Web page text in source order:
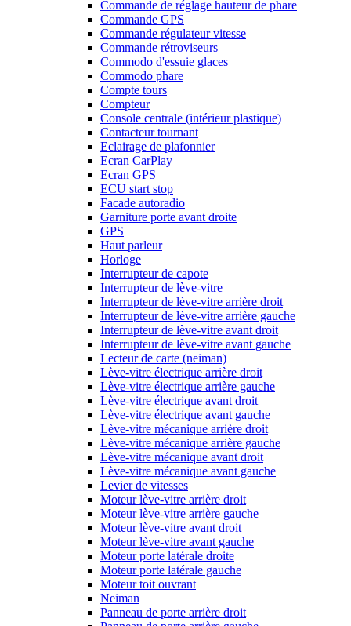
Commande de réglage hauteur de phare
Commande GPS
Commande régulateur vitesse
Commande rétroviseurs
Commodo d'essuie glaces
Commodo phare
Compte tours
Compteur
Console centrale (intérieur plastique)
Contacteur tournant
Eclairage de plafonnier
Ecran CarPlay
Ecran GPS
ECU start stop
Facade autoradio
Garniture porte avant droite
GPS
Haut parleur
Horloge
Interrupteur de capote
Interrupteur de lève-vitre
Interrupteur de lève-vitre arrière droit
Interrupteur de lève-vitre arrière gauche
Interrupteur de lève-vitre avant droit
Interrupteur de lève-vitre avant gauche
Lecteur de carte (neiman)
Lève-vitre électrique arrière droit
Lève-vitre électrique arrière gauche
Lève-vitre électrique avant droit
Lève-vitre électrique avant gauche
Lève-vitre mécanique arrière droit
Lève-vitre mécanique arrière gauche
Lève-vitre mécanique avant droit
Lève-vitre mécanique avant gauche
Levier de vitesses
Moteur lève-vitre arrière droit
Moteur lève-vitre arrière gauche
Moteur lève-vitre avant droit
Moteur lève-vitre avant gauche
Moteur porte latérale droite
Moteur porte latérale gauche
Moteur toit ouvrant
Neiman
Panneau de porte arrière droit